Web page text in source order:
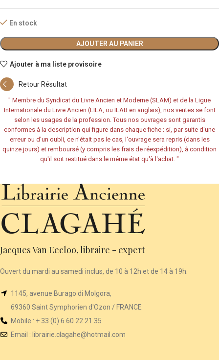
En stock
AJOUTER AU PANIER
Ajouter à ma liste provisoire
Retour Résultat
" Membre du Syndicat du Livre Ancien et Moderne (SLAM) et de la Ligue
Internationale du Livre Ancien (LILA, ou ILAB en anglais), nos ventes se font
selon les usages de la profession. Tous nos ouvrages sont garantis
conformes à la description qui figure dans chaque fiche ; si, par suite d'une
erreur ou d'un oubli, ce n'était pas le cas, l'ouvrage sera repris (dans les
quinze jours) et remboursé (y compris les frais de réexpédition), à condition
qu'il soit restitué dans le même état qu'à l'achat. "
Jacques Van Eecloo, libraire - expert
Ouvert du mardi au samedi inclus, de 10 à 12h et de 14 à 19h.
1145, avenue Burago di Molgora,
69360 Saint Symphorien d'Ozon / FRANCE
Mobile : + 33 (0) 6 60 22 21 35
Email : librairie .clagahe@hotmail.com